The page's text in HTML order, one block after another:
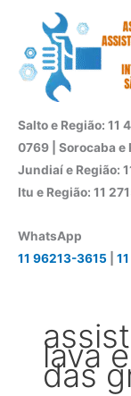
conteúdo
Salto e Região:
0769 | Sorocaba
Jundiaí e Região:
Itu e Região: 11
WhatsApp
11 96213-3615
lava
das